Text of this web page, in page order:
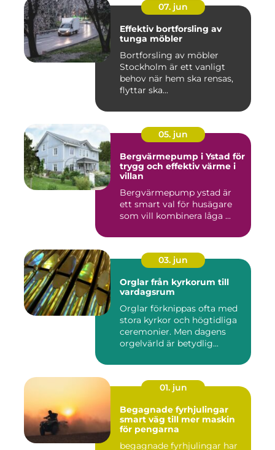
07. jun
Effektiv bortforsling av
tunga möbler
Bortforsling av möbler
Stockholm är ett vanligt
behov när hem ska rensas,
flyttar ska...
05. jun
Bergvärmepump i Ystad för
trygg och effektiv värme i
villan
Bergvärmepump ystad är
ett smart val för husägare
som vill kombinera låga ...
03. jun
Orglar från kyrkorum till
vardagsrum
Orglar förknippas ofta med
stora kyrkor och högtidliga
ceremonier. Men dagens
orgelvärld är betydlig...
01. jun
Begagnade fyrhjulingar
smart väg till mer maskin
för pengarna
begagnade fyrhjulingar har